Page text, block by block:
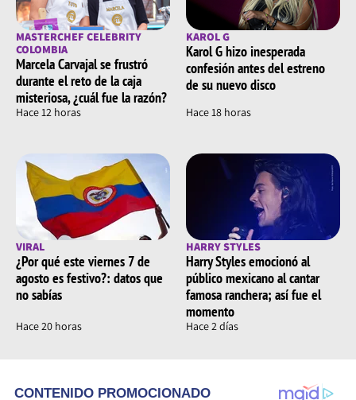
MASTERCHEF CELEBRITY
COLOMBIA
Marcela Carvajal se frustró
durante el reto de la caja
misteriosa, ¿cuál fue la razón?
Hace 12 horas
KAROL G
Karol G hizo inesperada
confesión antes del estreno
de su nuevo disco
Hace 18 horas
VIRAL
¿Por qué este viernes 7 de
agosto es festivo?: datos que
no sabías
Hace 20 horas
HARRY STYLES
Harry Styles emocionó al
público mexicano al cantar
famosa ranchera; así fue el
momento
Hace 2 días